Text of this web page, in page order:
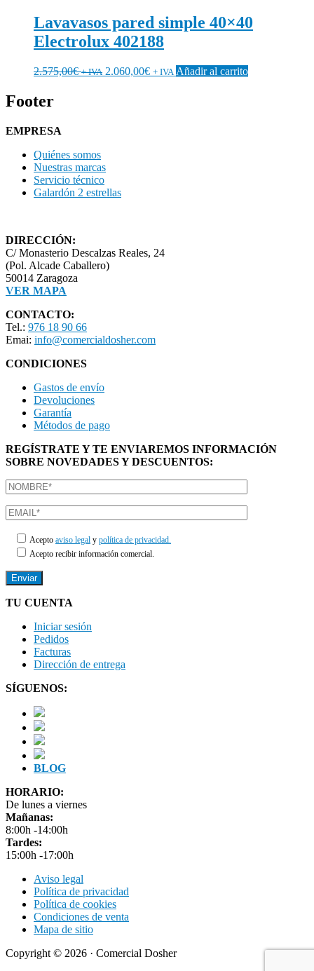
Lavavasos pared simple 40×40
Electrolux 402188
2.575,00€ + IVA 2.060,00€ + IVA Añadir al carrito
Footer
EMPRESA
Quiénes somos
Nuestras marcas
Servicio técnico
Galardón 2 estrellas
DIRECCIÓN:
C/ Monasterio Descalzas Reales, 24
(Pol. Alcade Caballero)
50014 Zaragoza
VER MAPA
CONTACTO:
Tel.: 976 18 90 66
Emai: info@comercialdosher.com
CONDICIONES
Gastos de envío
Devoluciones
Garantía
Métodos de pago
REGÍSTRATE Y TE ENVIAREMOS INFORMACIÓN
SOBRE NOVEDADES Y DESCUENTOS:
Acepto aviso legal y política de privacidad.
Acepto recibir información comercial.
TU CUENTA
Iniciar sesión
Pedidos
Facturas
Dirección de entrega
SÍGUENOS:
BLOG
HORARIO:
De lunes a viernes
Mañanas:
8:00h -14:00h
Tardes:
15:00h -17:00h
Aviso legal
Política de privacidad
Política de cookies
Condiciones de venta
Mapa de sitio
Copyright © 2026 · Comercial Dosher